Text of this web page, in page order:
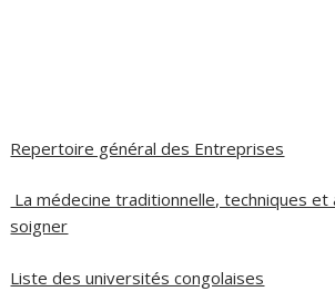
Repertoire général des Entreprises
La médecine traditionnelle, techniques et
soigner
Liste des universités congolaises